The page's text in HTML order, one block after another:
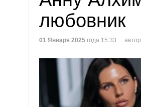
любовник
01 Января 2025 года 15:33 автор